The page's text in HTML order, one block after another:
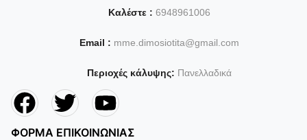
Καλέστε : 6948961006
Email : mme.dimosiotita@gmail.com
Περιοχές κάλυψης: Πανελλαδικά
ΦΟΡΜΑ ΕΠΙΚΟΙΝΩΝΙΑΣ